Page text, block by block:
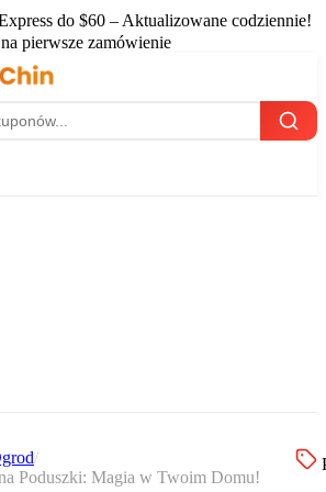
do $60 – Aktualizowane codziennie!
pierwsze zamówienie
/
Poduszki: Magia w Twoim Domu!